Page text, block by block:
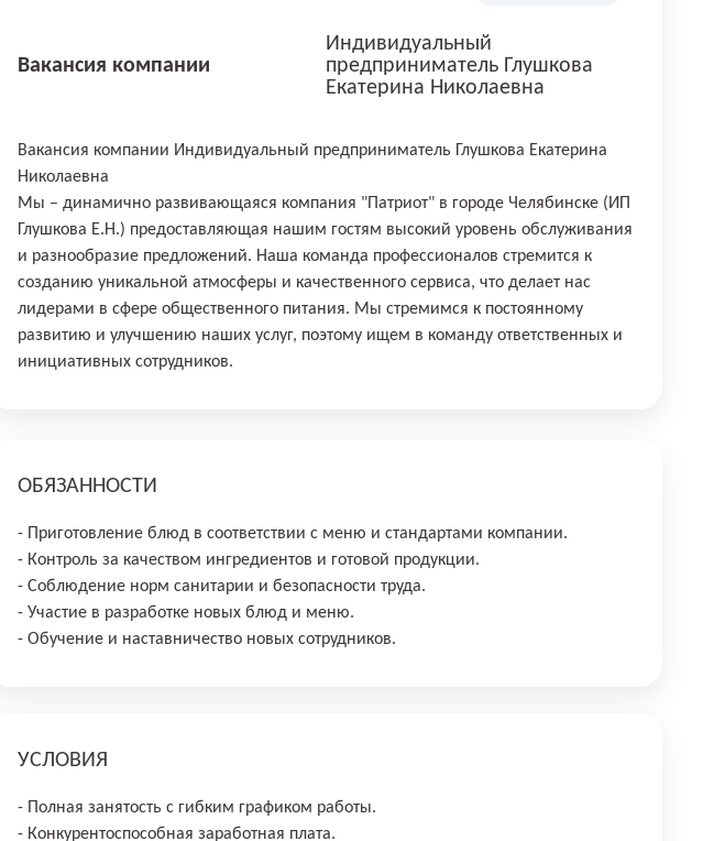
Вакансия компании
Индивидуальный
предприниматель Глушкова
Екатерина Николаевна
Вакансия компании Индивидуальный предприниматель Глушкова Екатерина
Николаевна
Мы – динамично развивающаяся компания "Патриот" в городе Челябинске (ИП
Глушкова Е.Н.) предоставляющая нашим гостям высокий уровень обслуживания
и разнообразие предложений. Наша команда профессионалов стремится к
созданию уникальной атмосферы и качественного сервиса, что делает нас
лидерами в сфере общественного питания. Мы стремимся к постоянному
развитию и улучшению наших услуг, поэтому ищем в команду ответственных и
инициативных сотрудников.
ОБЯЗАННОСТИ
- Приготовление блюд в соответствии с меню и стандартами компании.
- Контроль за качеством ингредиентов и готовой продукции.
- Соблюдение норм санитарии и безопасности труда.
- Участие в разработке новых блюд и меню.
- Обучение и наставничество новых сотрудников.
УСЛОВИЯ
- Полная занятость с гибким графиком работы.
- Конкурентоспособная заработная плата.